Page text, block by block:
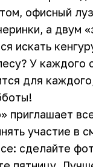
офисный
а двум
искать
У каждого
для
приглашает
участие в
сделайте